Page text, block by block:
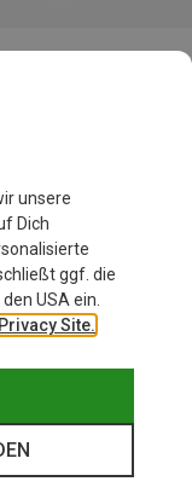
Verlag
unsere
Dich
ggf. die
USA ein.
Site.